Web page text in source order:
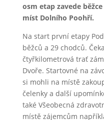
osm etap zavede
míst Dolního Poohří.
Na start první etapy
běžců a 29 chodců.
čtyřkilometrová trať
Dvoře. Startovné na
si mohli na místě
čelenky a další
také Všeobecná
místě zájemcům